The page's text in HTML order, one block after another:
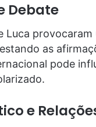
Debate
Luca
as
pode
e